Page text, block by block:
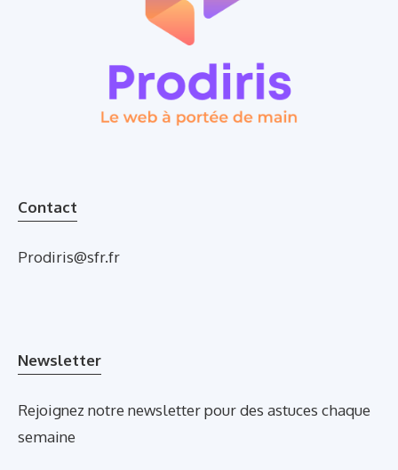
Contact
Prodiris@sfr.fr
Newsletter
Rejoignez notre newsletter pour des astuces chaque
semaine